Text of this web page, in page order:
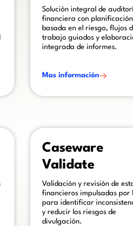
Solución integral de
financiera con planificación
basada en el riesgo, flujos
trabajo guiados y
integrada de informes.
Mas información
Caseware
Validate
Validación y revisión de
financieros impulsadas por
para identificar
y reducir los riesgos de
divulgación.
This is some text inside of a div